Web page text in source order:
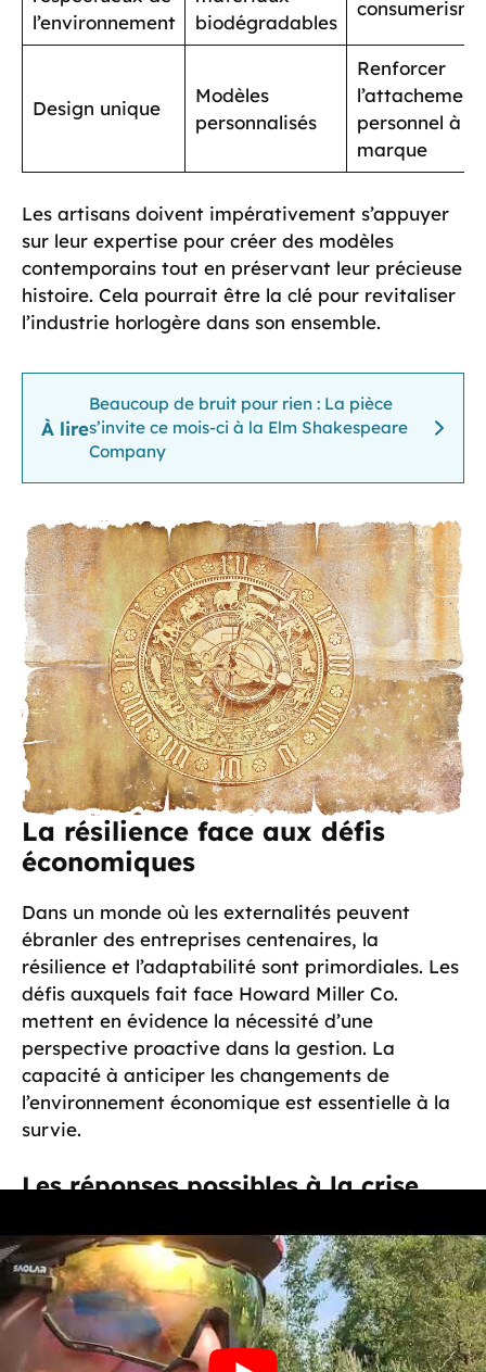
l’environnement
biodégradables
consumerism
Design unique
Modèles
personnalisés
Renforcer
l’attachement
personnel à la
marque
Les artisans doivent impérativement s’appuyer
sur leur expertise pour créer des modèles
contemporains tout en préservant leur précieuse
histoire. Cela pourrait être la clé pour revitaliser
l’industrie horlogère dans son ensemble.
À lire
Beaucoup de bruit pour rien : La pièce
s’invite ce mois-ci à la Elm Shakespeare
Company
La résilience face aux défis
économiques
Dans un monde où les externalités peuvent
ébranler des entreprises centenaires, la
résilience et l’adaptabilité sont primordiales. Les
défis auxquels fait face Howard Miller Co.
mettent en évidence la nécessité d’une
perspective proactive dans la gestion. La
capacité à anticiper les changements de
l’environnement économique est essentielle à la
survie.
Les réponses possibles à la crise
Les entreprises font face au même type de
défis, mais celles qui réussissent tirent des leçons
de chaque situation. Voici quelques pistes de
réflexion pour surmonter ces crises :